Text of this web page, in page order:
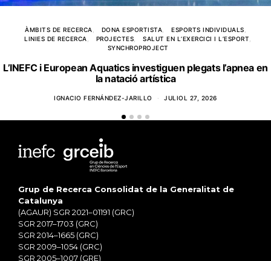
ÀMBITS DE RECERCA DONA ESPORTISTA
ESPORTS INDIVIDUALS
LINIES DE RECERCA
PROJECTES
SALUT EN L’EXERCICI I L’ESPORT
SYNCHROPROJECT
L’INEFC i European Aquatics investiguen plegats l’apnea en
la natació artística
IGNACIO FERNÁNDEZ-JARILLO JULIOL 27, 2026
Grup de Recerca Consolidat de la Generalitat de
Catalunya
(AGAUR) SGR 2021–01191 (GRC)
SGR 2017–1703 (GRC)
SGR 2014–1665 (GRC)
SGR 2009–1054 (GRC)
SGR 2005–1007 (GRE)